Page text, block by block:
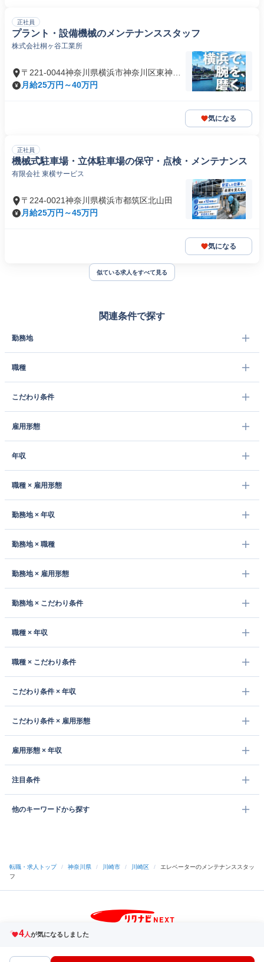
正社員
プラント・設備機械のメンテナンススタッフ
株式会社桐ヶ谷工業所
〒221-0044神奈川県横浜市神奈川区東神奈
川
月給25万円～40万円
気になる
正社員
機械式駐車場・立体駐車場の保守・点検・メンテナンス
有限会社 東横サービス
〒224-0021神奈川県横浜市都筑区北山田
月給25万円～45万円
気になる
似ている求人をすべて見る
関連条件で探す
勤務地
職種
こだわり条件
雇用形態
年収
職種 × 雇用形態
勤務地 × 年収
勤務地 × 職種
勤務地 × 雇用形態
勤務地 × こだわり条件
職種 × 年収
職種 × こだわり条件
こだわり条件 × 年収
こだわり条件 × 雇用形態
雇用形態 × 年収
注目条件
他のキーワードから探す
4人が気になるしました
転職・求人トップ / 神奈川県 / 川崎市 / 川崎区 /
エレベーターのメンテナンススタッ
フ
中途採用をご検討の企業様